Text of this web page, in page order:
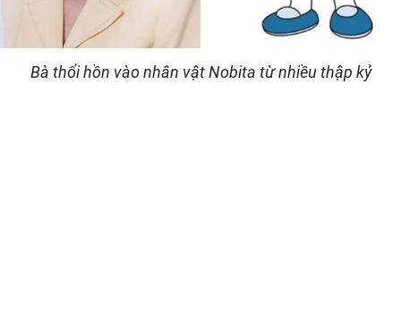
Bà thổi hồn vào nhân vật Nobita từ nhiều thập kỷ